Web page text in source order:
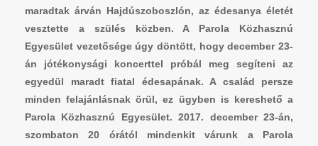
maradtak árván Hajdúszoboszlón, az édesanya életét
vesztette a szülés közben. A Parola Közhasznú
Egyesület vezetősége úgy döntött, hogy december 23-
án jótékonysági koncerttel próbál meg segíteni az
egyedül maradt fiatal édesapának. A család persze
minden felajánlásnak örül, ez ügyben is kereshető a
Parola Közhasznú Egyesület. 2017. december 23-án,
szombaton 20 órától mindenkit várunk a Parola